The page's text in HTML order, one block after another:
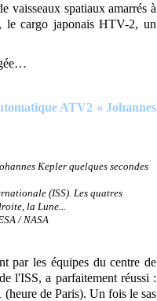
vaisseaux spatiaux amarrés à
le cargo japonais HTV-2, un
ATV2 « Johannes
Kepler quelques secondes
(ISS). Les quatres
la Lune...
/ NASA
par les équipes du centre de
l'ISS, a parfaitement réussi :
de Paris). Un fois le sas